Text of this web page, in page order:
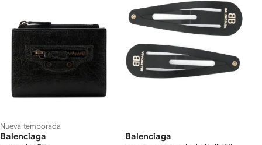
Nueva temporada
Balenciaga Balenciaga